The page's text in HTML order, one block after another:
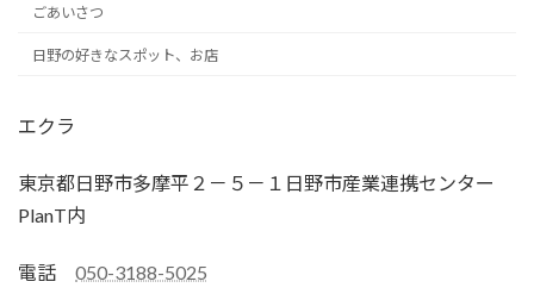
ごあいさつ
日野の好きなスポット、お店
エクラ
東京都日野市多摩平２－５－１日野市産業連携センター
PlanT内
電話 050-3188-5025